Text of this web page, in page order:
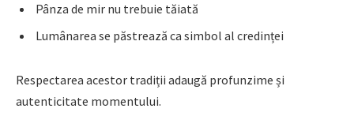
Pânza de mir nu trebuie tăiată
Lumânarea se păstrează ca simbol al credinței
Respectarea acestor tradiții adaugă profunzime și
autenticitate momentului.